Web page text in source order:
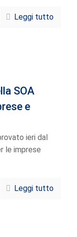
Leggi tutto
SOA
e
ieri dal
le imprese
Leggi tutto